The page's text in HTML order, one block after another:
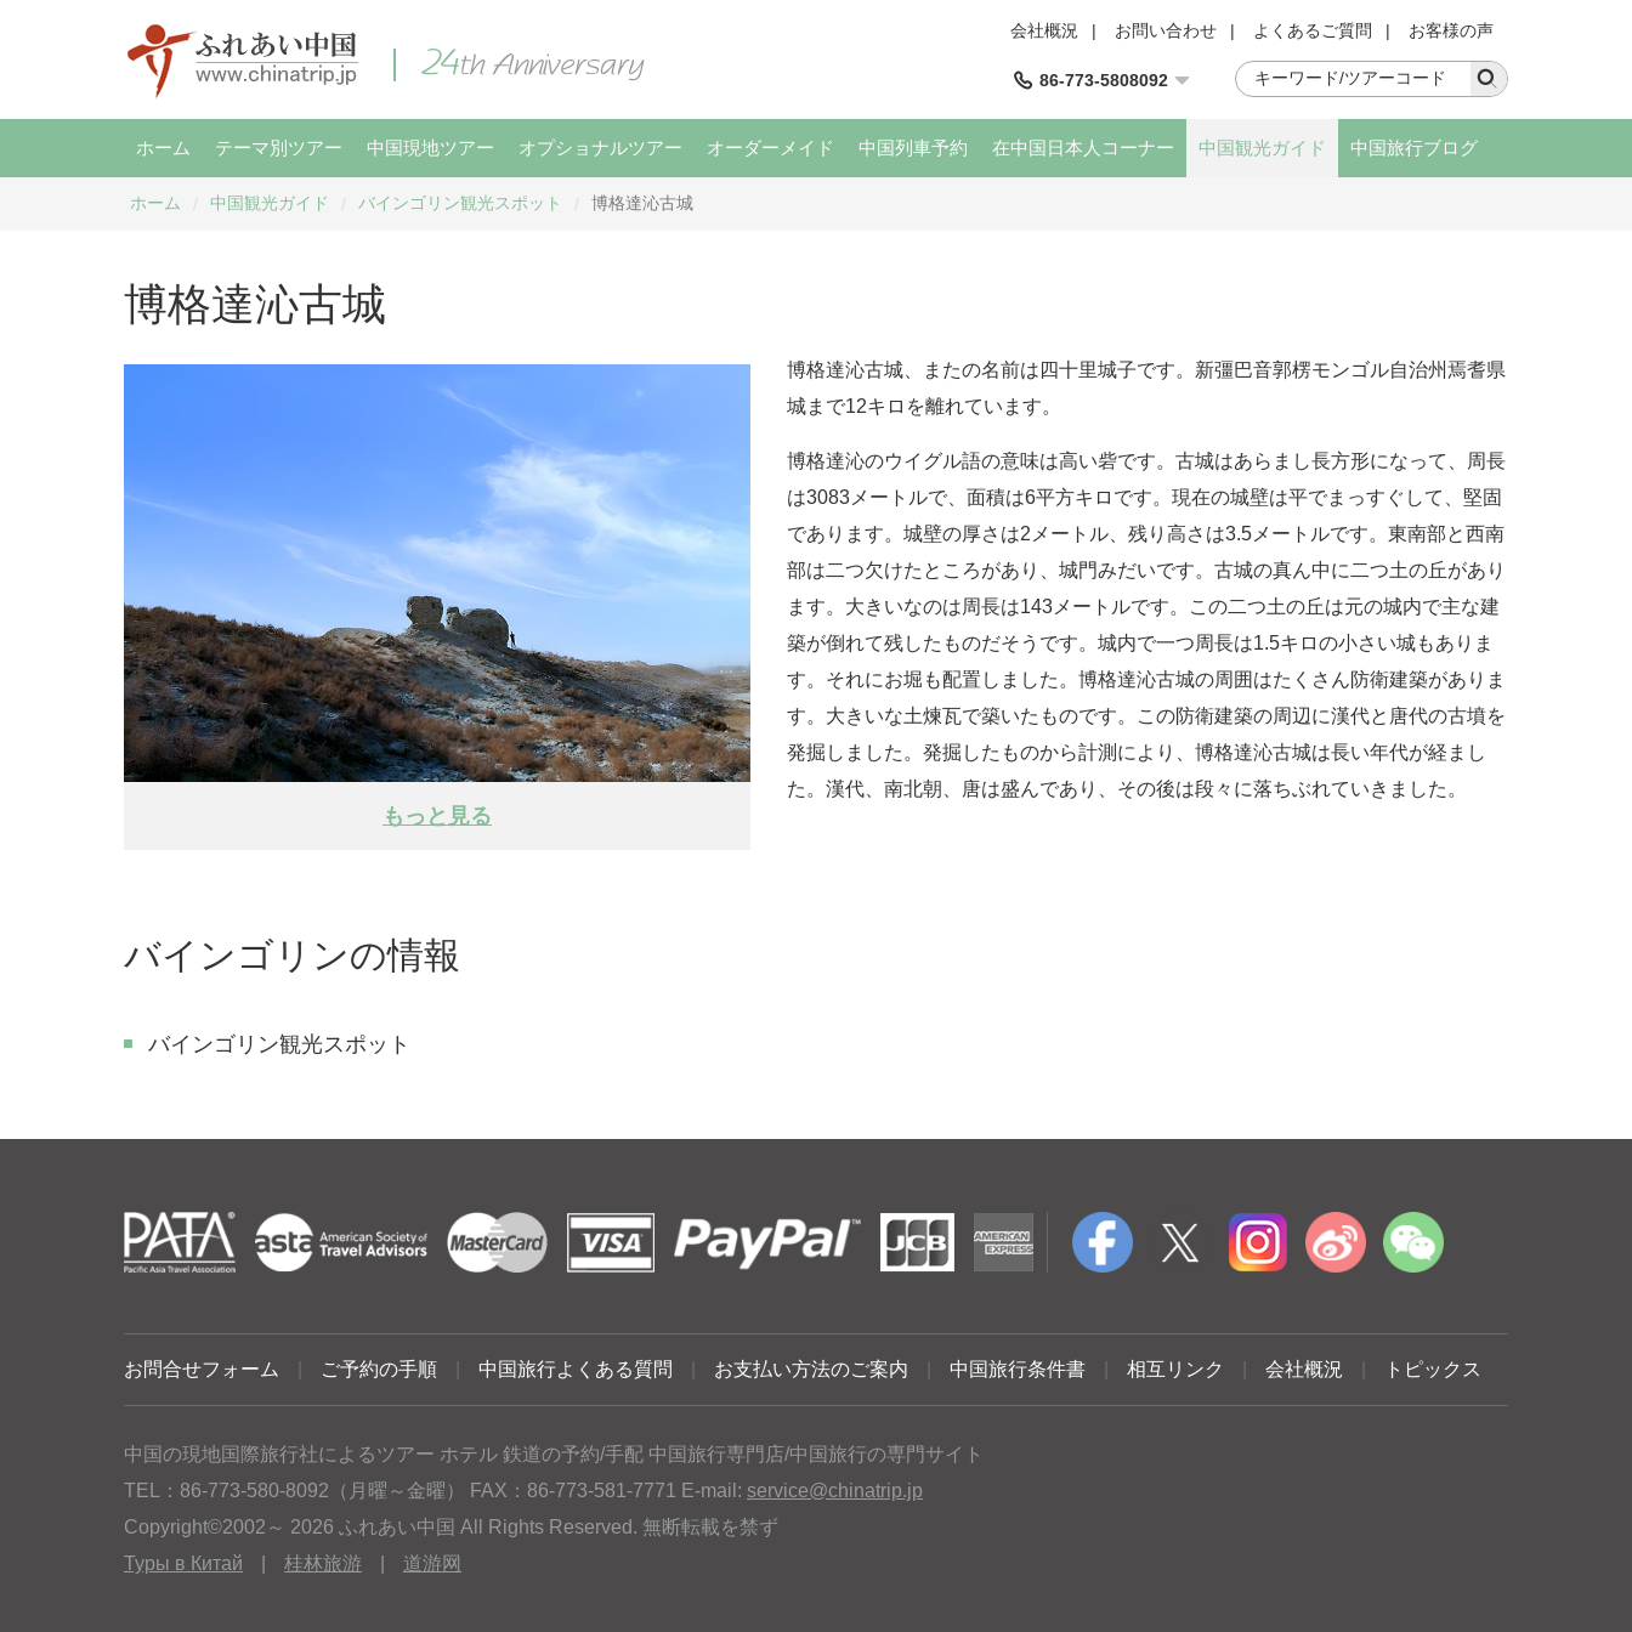
会社概況 | お問い合わせ | よくあるご質問 | お客様の声
86-773-5808092
ホーム テーマ別ツアー 中国現地ツアー オプショナルツアー オーダーメイド 中国列車予約 在中国日本人コーナー 中国観光ガイド 中国旅行ブログ
ホーム 中国観光ガイド バインゴリン観光スポット 博格達沁古城
博格達沁古城
もっと見る
博格達沁古城、またの名前は四十里城子です。新彊巴音郭楞モンゴル自治州焉耆県
城まで12キロを離れています。
博格達沁のウイグル語の意味は高い砦です。古城はあらまし長方形になって、周長
は3083メートルで、面積は6平方キロです。現在の城壁は平でまっすぐして、堅固
であります。城壁の厚さは2メートル、残り高さは3.5メートルです。東南部と西南
部は二つ欠けたところがあり、城門みだいです。古城の真ん中に二つ土の丘があり
ます。大きいなのは周長は143メートルです。この二つ土の丘は元の城内で主な建
築が倒れて残したものだそうです。城内で一つ周長は1.5キロの小さい城もありま
す。それにお堀も配置しました。博格達沁古城の周囲はたくさん防衛建築がありま
す。大きいな土煉瓦で築いたものです。この防衛建築の周辺に漢代と唐代の古墳を
発掘しました。発掘したものから計測により、博格達沁古城は長い年代が経まし
た。漢代、南北朝、唐は盛んであり、その後は段々に落ちぶれていきました。
バインゴリンの情報
バインゴリン観光スポット
お問合せフォーム ご予約の手順 中国旅行よくある質問 お支払い方法のご案内 中国旅行条件書 相互リンク 会社概況 トピックス
中国の現地国際旅行社によるツアー ホテル 鉄道の予約/手配 中国旅行専門店/中国旅行の専門サイト
TEL：86-773-580-8092（月曜～金曜） FAX：86-773-581-7771 E-mail: service@chinatrip.jp
Copyright©2002～ 2026 ふれあい中国 All Rights Reserved. 無断転載を禁ず
Туры в Китай
桂林旅游 道游网